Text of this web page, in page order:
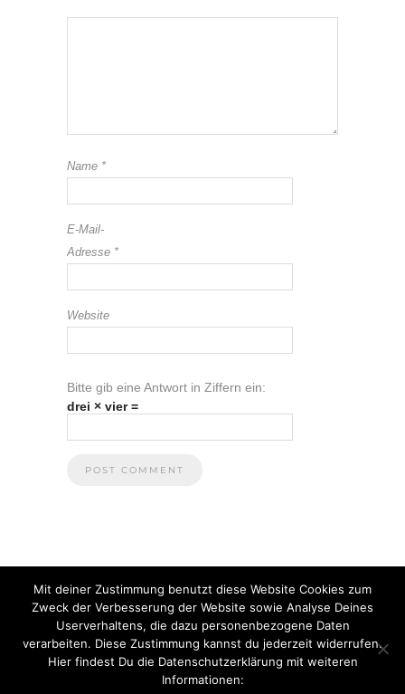
Name *
E-Mail-
Adresse *
Website
Bitte gib eine Antwort in Ziffern ein:
drei × vier =
Mit deiner Zustimmung benutzt diese Website Cookies zum
Zweck der Verbesserung der Website sowie Analyse Deines
Userverhaltens, die dazu personenbezogene Daten
verarbeiten. Diese Zustimmung kannst du jederzeit widerrufen.
Hier findest Du die Datenschutzerklärung mit weiteren
Informationen: